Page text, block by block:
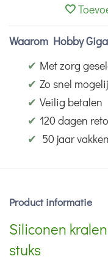
Waarom Hobby
✔ Met zorg
✔ Zo snel
✔ Veilig betalen
✔ 120 dagen
✔ 50 jaar
Product informatie
Siliconen
stuks